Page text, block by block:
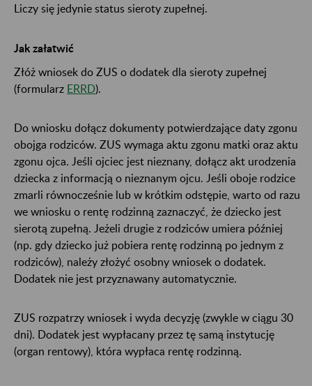
Liczy się jedynie status sieroty zupełnej.
Jak załatwić
Złóż wniosek do ZUS o dodatek dla sieroty zupełnej
(formularz ERRD).
Do wniosku dołącz dokumenty potwierdzające daty zgonu
obojga rodziców. ZUS wymaga aktu zgonu matki oraz aktu
zgonu ojca. Jeśli ojciec jest nieznany, dołącz akt urodzenia
dziecka z informacją o nieznanym ojcu. Jeśli oboje rodzice
zmarli równocześnie lub w krótkim odstępie, warto od razu
we wniosku o rentę rodzinną zaznaczyć, że dziecko jest
sierotą zupełną. Jeżeli drugie z rodziców umiera później
(np. gdy dziecko już pobiera rentę rodzinną po jednym z
rodziców), należy złożyć osobny wniosek o dodatek.
Dodatek nie jest przyznawany automatycznie.
ZUS rozpatrzy wniosek i wyda decyzję (zwykle w ciągu 30
dni). Dodatek jest wypłacany przez tę samą instytucję
(organ rentowy), która wypłaca rentę rodzinną.